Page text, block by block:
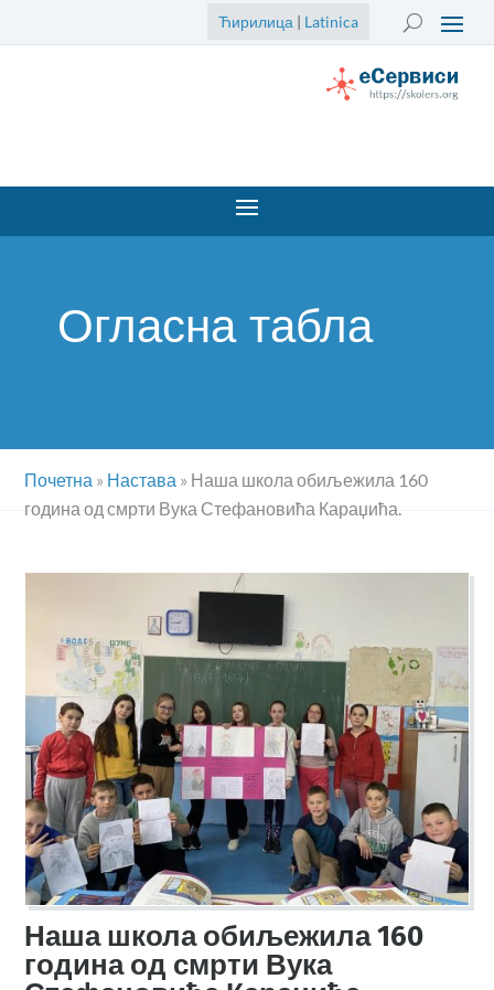
Ћирилица | Latinica
Огласна табла
Почетна » Настава » Наша школа обиљежила 160
година од смрти Вука Стефановића Караџића.
Наша школа обиљежила 160
година од смрти Вука